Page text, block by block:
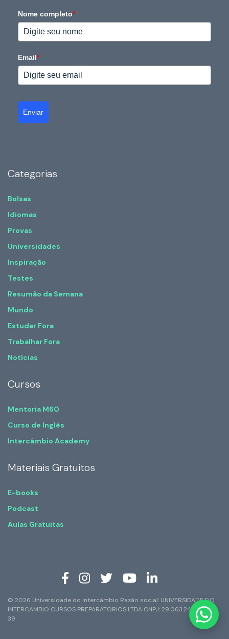
Nome completo*
Email*
Enviar
Categorias
Bolsas
Idiomas
Provas
Universidades
Inspiração
Testes
Resumão da Semana
Mundo
Estudar Fora
Trabalhar Fora
Notícias
Cursos
Mentoria M60
Curso de Inglês
Intercâmbio Academy
Materiais Gratuitos
E-books
Podcast
Aulas Gratuitas
© 2026 Universidade do Intercâmbio Razão social: UNIVERSIDADE DO
INTERCAMBIO CURSOS PREPARATORIOS LTDA CNPJ: 29.063.247/0001-
39